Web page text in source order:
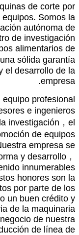
de corte por
equipos. Somos la
autónoma de
de investigación
alimentarios de
sólida garantía
el desarrollo de la
empresa
.
profesional
e ingenieros
investigación ， el
de equipos
empresa se
y desarrollo ，
innumerables
honores son la
por parte de los
un buen crédito y
de la maquinaria
de nuestra
de línea de